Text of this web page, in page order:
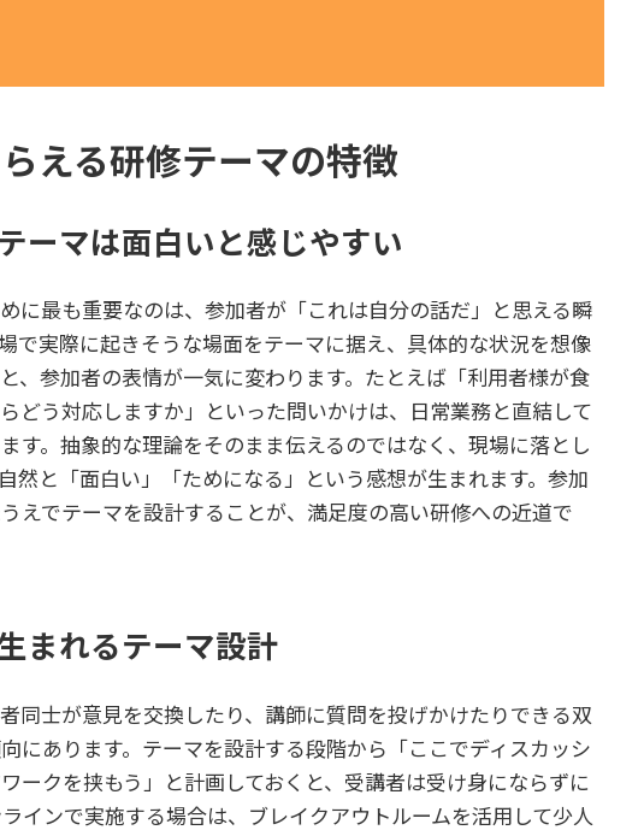
える研修テーマの特徴
ーマは面白いと感じやすい
に最も重要なのは、参加者が「これは自分の話だ」と思える瞬
で実際に起きそうな場面をテーマに据え、具体的な状況を想像
、参加者の表情が一気に変わります。たとえば「利用者様が食
どう対応しますか」といった問いかけは、日常業務と直結して
す。抽象的な理論をそのまま伝えるのではなく、現場に落とし
然と「面白い」「ためになる」という感想が生まれます。参加
えでテーマを設計することが、満足度の高い研修への近道で
まれるテーマ設計
同士が意見を交換したり、講師に質問を投げかけたりできる双
にあります。テーマを設計する段階から「ここでディスカッシ
ークを挟もう」と計画しておくと、受講者は受け身にならずに
インで実施する場合は、ブレイクアウトルームを活用して少人